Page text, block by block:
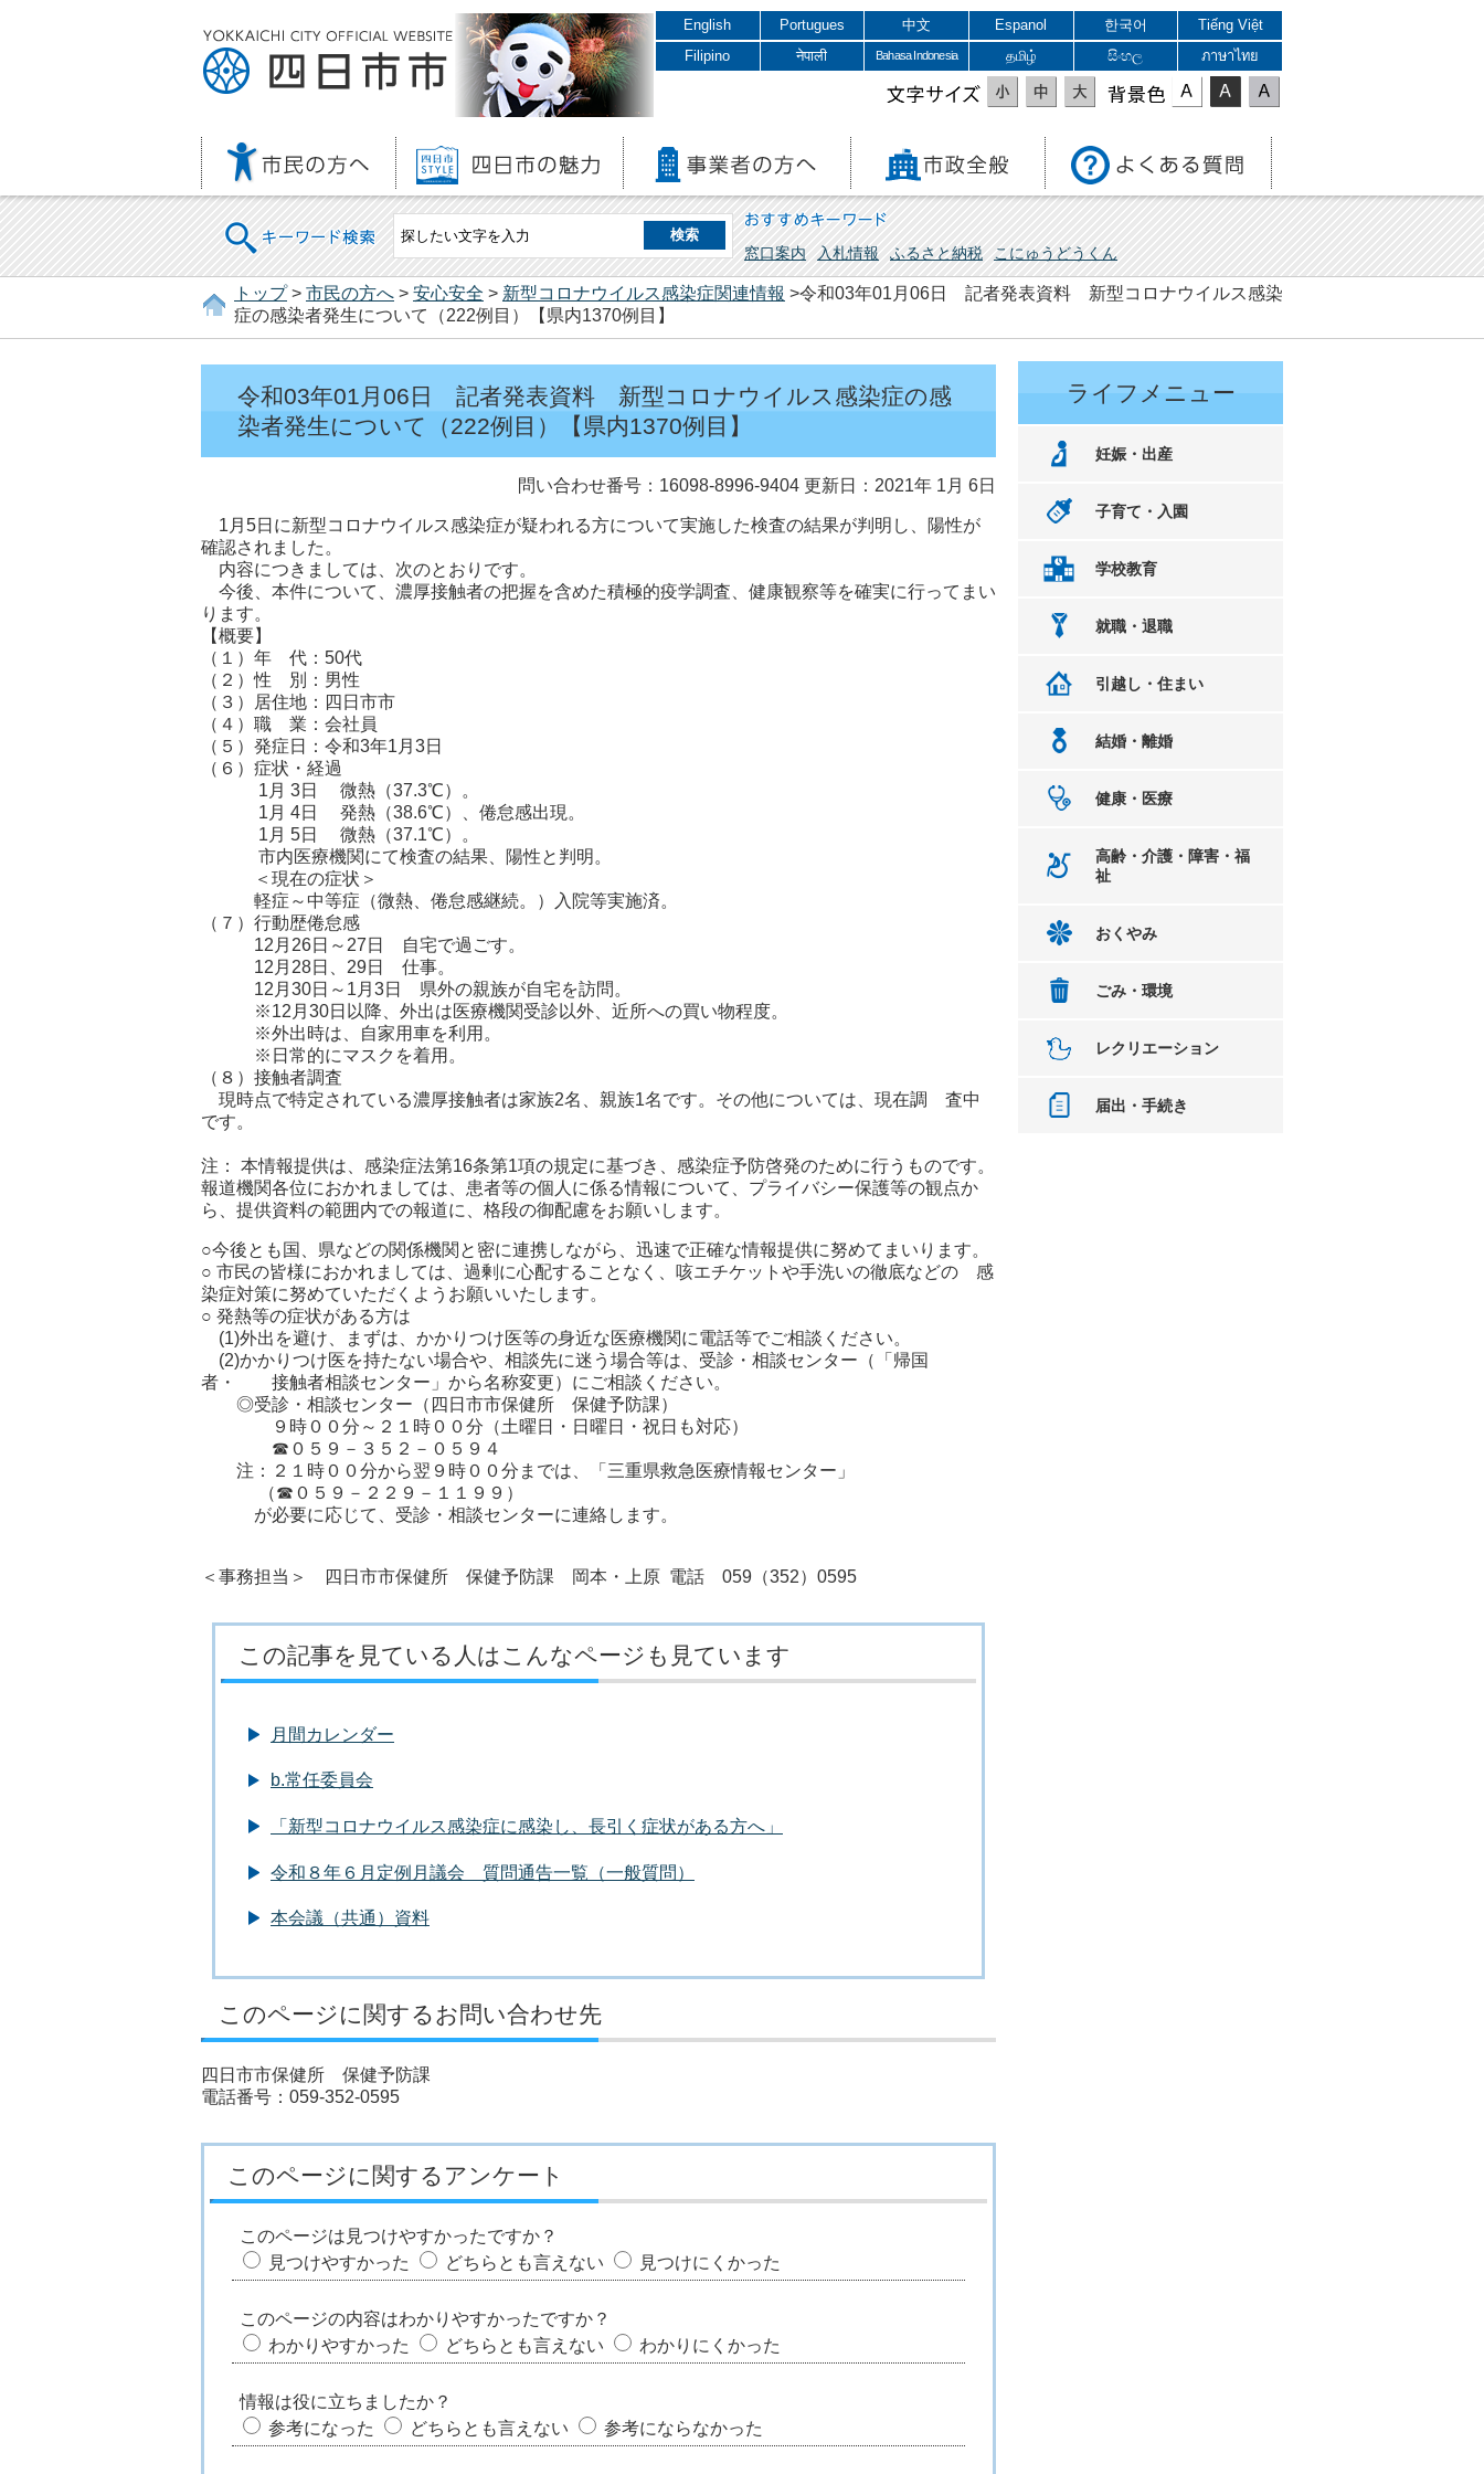
English Portugues 中文 Espanol 한국어
Tiếng Việt
Filipino
नेपाली Bahasa Indonesia தமிழ் සිංහල ภาษาไทย
文字サイズ 表示色
キーワード検索 おすすめキーワード
窓口案内 入札情報 ふるさと納税 こにゅうどうくん
トップ> 市民の方へ > 安心安全 > 新型コロナウイルス感染症関連情報 >令和03年01月06日 記者発表資料 新型コロナウイルス感染
症の感染者発生について（222例目）【県内1370例目】
令和03年01月06日 記者発表資料 新型コロナウイルス感染症の感
染者発生について（222例目）【県内1370例目】
問い合わせ番号：16098-8996-9404 更新日：2021年 1月 6日
1月5日に新型コロナウイルス感染症が疑われる方について実施した検査の結果が判明し、陽性が
確認されました。
内容につきましては、次のとおりです。
今後、本件について、濃厚接触者の把握を含めた積極的疫学調査、健康観察等を確実に行ってまい
ります。
【概要】
（１）年 代：50代
（２）性 別：男性
（３）居住地：四日市市
（４）職 業：会社員
（５）発症日：令和3年1月3日
（６）症状・経過
1月 3日 微熱（37.3℃）。
1月 4日 発熱（38.6℃）、倦怠感出現。
1月 5日 微熱（37.1℃）。
市内医療機関にて検査の結果、陽性と判明。
＜現在の症状＞
軽症～中等症（微熱、倦怠感継続。）入院等実施済。
（７）行動歴倦怠感
12月26日～27日 自宅で過ごす。
12月28日、29日 仕事。
12月30日～1月3日 県外の親族が自宅を訪問。
※12月30日以降、外出は医療機関受診以外、近所への買い物程度。
※外出時は、自家用車を利用。
※日常的にマスクを着用。
（８）接触者調査
現時点で特定されている濃厚接触者は家族2名、親族1名です。その他については、現在調 査中
です。
注： 本情報提供は、感染症法第16条第1項の規定に基づき、感染症予防啓発のために行うものです。
報道機関各位におかれましては、患者等の個人に係る情報について、プライバシー保護等の観点か
ら、提供資料の範囲内での報道に、格段の御配慮をお願いします。
○今後とも国、県などの関係機関と密に連携しながら、迅速で正確な情報提供に努めてまいります。
○ 市民の皆様におかれましては、過剰に心配することなく、咳エチケットや手洗いの徹底などの 感
染症対策に努めていただくようお願いいたします。
○ 発熱等の症状がある方は
(1)外出を避け、まずは、かかりつけ医等の身近な医療機関に電話等でご相談ください。
(2)かかりつけ医を持たない場合や、相談先に迷う場合等は、受診・相談センター（「帰国
者・ 接触者相談センター」から名称変更）にご相談ください。
◎受診・相談センター（四日市市保健所 保健予防課）
９時００分～２１時００分（土曜日・日曜日・祝日も対応）
☎０５９－３５２－０５９４
注：２１時００分から翌９時００分までは、「三重県救急医療情報センター」
（☎０５９－２２９－１１９９）
が必要に応じて、受診・相談センターに連絡します。
＜事務担当＞ 四日市市保健所 保健予防課 岡本・上原 電話 059（352）0595
この記事を見ている人はこんなページも見ています
月間カレンダー
b.常任委員会
「新型コロナウイルス感染症に感染し、長引く症状がある方へ」
令和８年６月定例月議会 質問通告一覧（一般質問）
本会議（共通）資料
このページに関するお問い合わせ先
四日市市保健所 保健予防課
電話番号：059-352-0595
このページに関するアンケート
このページは見つけやすかったですか？
見つけやすかった
どちらとも言えない 見つけにくかった
このページの内容はわかりやすかったですか？
わかりやすかった
どちらとも言えない わかりにくかった
情報は役に立ちましたか？
参考になった
どちらとも言えない 参考にならなかった
ライフメニュー
妊娠・出産
子育て・入園
学校教育
就職・退職
引越し・住まい
結婚・離婚
健康・医療
高齢・介護・障害・福
祉
おくやみ
ごみ・環境
レクリエーション
届出・手続き